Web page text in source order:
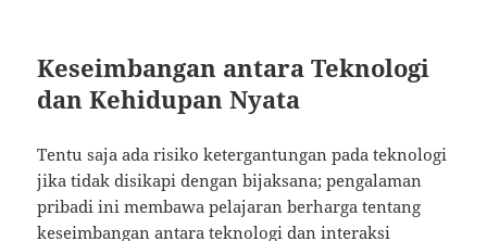
Keseimbangan antara Teknologi
dan Kehidupan Nyata
Tentu saja ada risiko ketergantungan pada teknologi
jika tidak disikapi dengan bijaksana; pengalaman
pribadi ini membawa pelajaran berharga tentang
keseimbangan antara teknologi dan interaksi